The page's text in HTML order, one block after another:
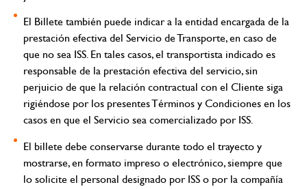
El Billete también puede indicar a la entidad encargada de la
prestación efectiva del Servicio de Transporte, en caso de
que no sea ISS. En tales casos, el transportista indicado es
responsable de la prestación efectiva del servicio, sin
perjuicio de que la relación contractual con el Cliente siga
rigiéndose por los presentes Términos y Condiciones en los
casos en que el Servicio sea comercializado por ISS.
El billete debe conservarse durante todo el trayecto y
mostrarse, en formato impreso o electrónico, siempre que
lo solicite el personal designado por ISS o por la compañía